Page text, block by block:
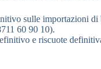
sulle importazioni
60 90 10).
e riscuote